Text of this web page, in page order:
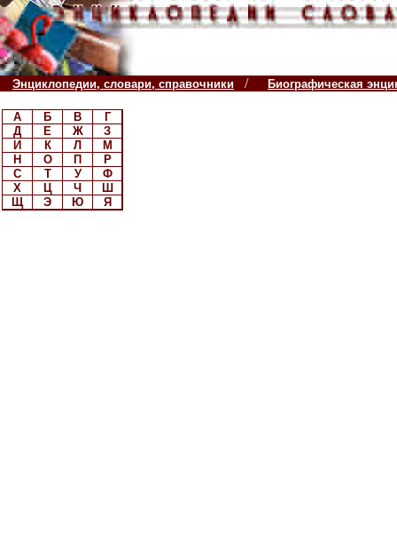
Энциклопедии, словари, справочники / Биографическая
А Б В
Г
Д
Е Ж
З
И
К Л
М
Н
О П
Р
С
Т У
Ф
Х
Ц Ч
Ш
Щ
Э Ю Я